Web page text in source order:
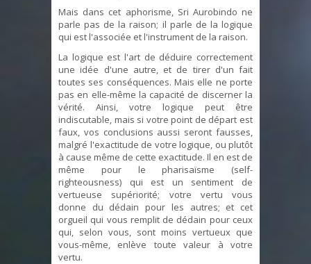
Mais dans cet aphorisme, Sri Aurobindo ne
parle pas de la raison; il parle de la logique
qui est l'associée et l'instrument de la raison.
La logique est l'art de déduire correctement
une idée d'une autre, et de tirer d'un fait
toutes ses conséquences. Mais elle ne porte
pas en elle-même la capacité de discerner la
vérité. Ainsi, votre logique peut être
indiscutable, mais si votre point de départ est
faux, vos conclusions aussi seront fausses,
malgré l'exactitude de votre logique, ou plutôt
à cause même de cette exactitude. Il en est de
même pour le pharisaïsme (self-
righteousness) qui est un sentiment de
vertueuse supériorité; votre vertu vous
donne du dédain pour les autres; et cet
orgueil qui vous remplit de dédain pour ceux
qui, selon vous, sont moins vertueux que
vous-même, enlève toute valeur à votre
vertu.